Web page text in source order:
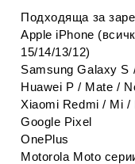
Подходяща за
Apple iPhone
15/14/13/12)
Samsung Galaxy S
Huawei P / Mate /
Xiaomi Redmi / Mi /
Google Pixel
OnePlus
Motorola Moto